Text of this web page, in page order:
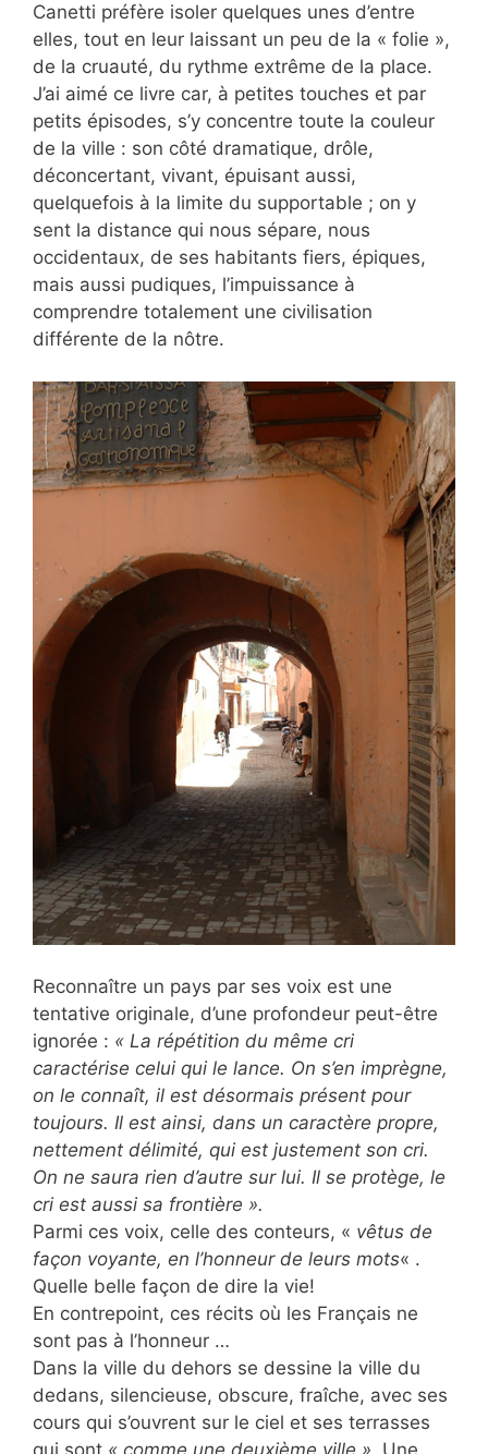
Canetti préfère isoler quelques unes d’entre
elles, tout en leur laissant un peu de la « folie »,
de la cruauté, du rythme extrême de la place.
J’ai aimé ce livre car, à petites touches et par
petits épisodes, s’y concentre toute la couleur
de la ville : son côté dramatique, drôle,
déconcertant, vivant, épuisant aussi,
quelquefois à la limite du supportable ; on y
sent la distance qui nous sépare, nous
occidentaux, de ses habitants fiers, épiques,
mais aussi pudiques, l’impuissance à
comprendre totalement une civilisation
différente de la nôtre.
Reconnaître un pays par ses voix est une
tentative originale, d’une profondeur peut-être
ignorée : « La répétition du même cri
caractérise celui qui le lance. On s’en imprègne,
on le connaît, il est désormais présent pour
toujours. Il est ainsi, dans un caractère propre,
nettement délimité, qui est justement son cri.
On ne saura rien d’autre sur lui. Il se protège, le
cri est aussi sa frontière ».
Parmi ces voix, celle des conteurs, « vêtus de
façon voyante, en l’honneur de leurs mots« .
Quelle belle façon de dire la vie!
En contrepoint, ces récits où les Français ne
sont pas à l’honneur …
Dans la ville du dehors se dessine la ville du
dedans, silencieuse, obscure, fraîche, avec ses
cours qui s’ouvrent sur le ciel et ses terrasses
qui sont « comme une deuxième ville » . Une